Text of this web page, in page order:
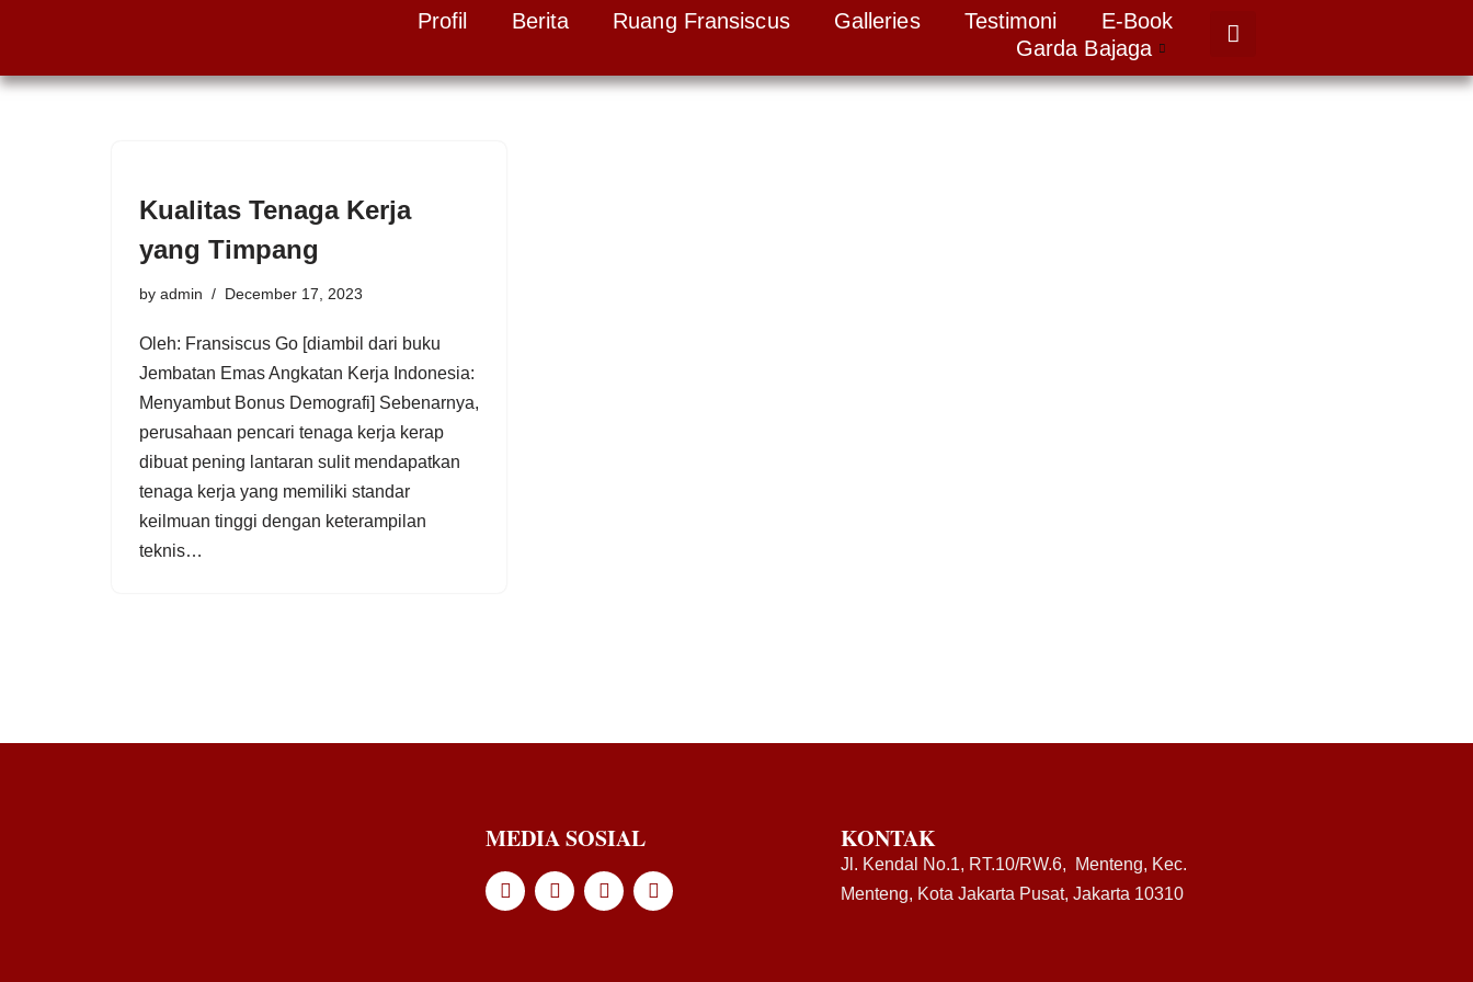
to
Profil Berita Ruang Fransiscus Galleries Testimoni
E-Book
Garda Bajaga
Kualitas Tenaga Kerja
yang Timpang
by admin December 17, 2023
Oleh: Fransiscus Go [diambil dari buku
Jembatan Emas Angkatan Kerja Indonesia:
Menyambut Bonus Demografi] Sebenarnya,
perusahaan pencari tenaga kerja kerap
dibuat pening lantaran sulit mendapatkan
tenaga kerja yang memiliki standar
keilmuan tinggi dengan keterampilan
teknis…
MEDIA SOSIAL KONTAK
Jl. Kendal No.1, RT.10/RW.6, Menteng, Kec.
Menteng, Kota Jakarta Pusat, Jakarta 10310